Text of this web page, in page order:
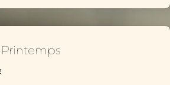
Printemps